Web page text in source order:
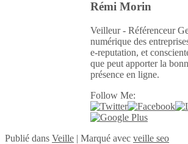
Rémi Morin
Veilleur - Référenceur
numérique des
e-reputation, et
que peut apporter la
présence en ligne.
Follow Me:
Publié dans Veille | Marqué avec veille seo